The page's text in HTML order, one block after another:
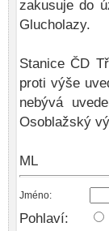
zakusuje do
Glucholazy.
Stanice ČD
proti výše
nebývá
Osoblažský
ML
Jméno:
Pohlaví: